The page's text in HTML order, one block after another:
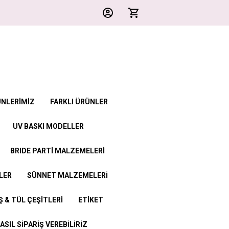
FARKLI ÜRÜNLER
UV BASKI MODELLER
BRIDE PARTİ MALZEMELERİ
SÜNNET MALZEMELERİ
& TÜL ÇEŞİTLERİ ETİKET
SİPARİŞ VEREBİLİRİZ